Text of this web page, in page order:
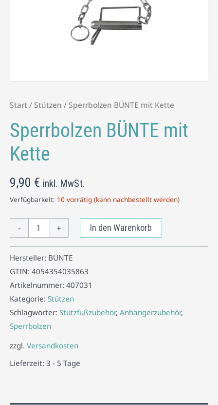
Start/ Stützen / Sperrbolzen BÜNTE mit Kette
Sperrbolzen BÜNTE mit
Kette
9,90 € inkl. MwSt.
Verfügbarkeit: 10 vorrätig (kann nachbestellt werden)
- + In den Warenkorb
Hersteller: BÜNTE
GTIN: 4054354035863
Artikelnummer: 407031
Kategorie: Stützen
Schlagwörter: Stützfußzubehör, Anhängerzubehör,
Sperrbolzen
zzgl. Versandkosten
Lieferzeit: 3 - 5 Tage